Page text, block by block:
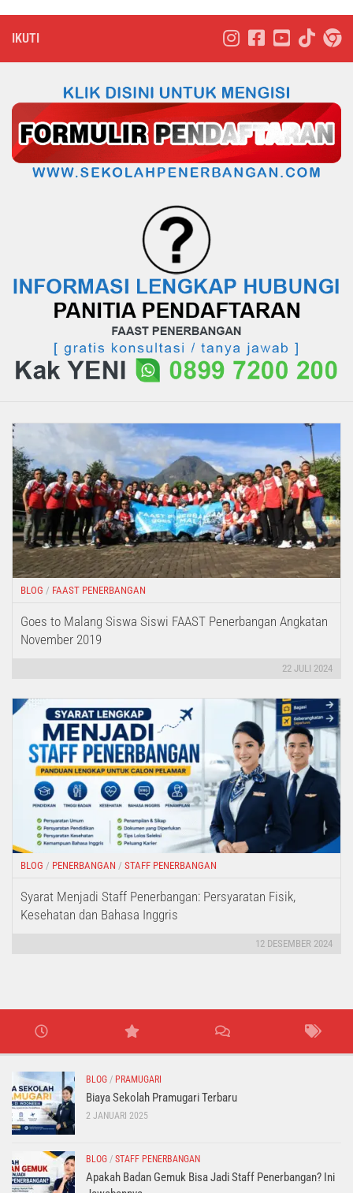
IKUTI
BLOG / FAAST PENERBANGAN
Goes to Malang Siswa Siswi FAAST Penerbangan Angkatan
November 2019
22 JULI 2024
BLOG / PENERBANGAN / STAFF PENERBANGAN
Syarat Menjadi Staff Penerbangan: Persyaratan Fisik,
Kesehatan dan Bahasa Inggris
12 DESEMBER 2024
BLOG / PRAMUGARI
Biaya Sekolah Pramugari Terbaru
2 JANUARI 2025
BLOG / STAFF PENERBANGAN
Apakah Badan Gemuk Bisa Jadi Staff Penerbangan? Ini